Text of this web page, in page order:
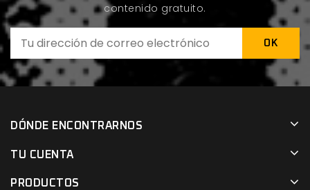
contenido gratuito.
DÓNDE ENCONTRARNOS
TU CUENTA
PRODUCTOS